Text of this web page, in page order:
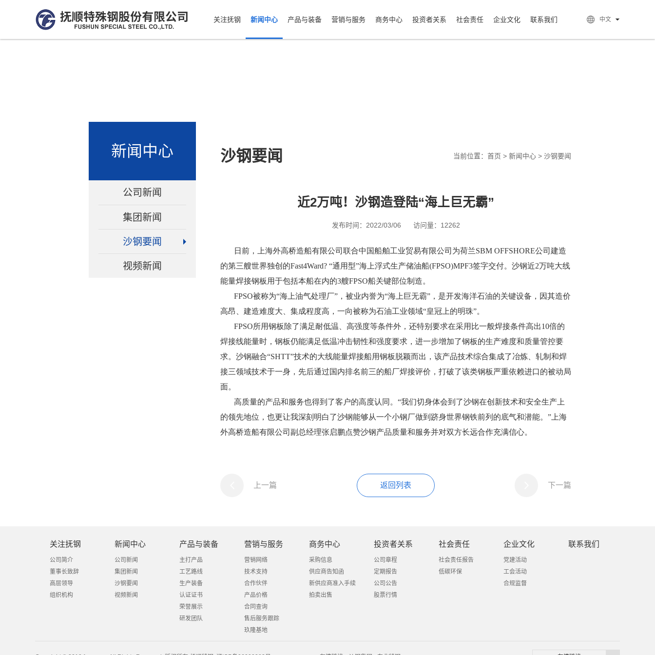
关注抚钢 新闻中心 产品与装备 营销与服务 商务中心 投资者关系 社会责任 企业文化 联系我们 中文
新闻中心
公司新闻
集团新闻
沙钢要闻
视频新闻
沙钢要闻 当前位置： 首页 > 新闻中心 > 沙钢要闻
近2万吨！沙钢造登陆“海上巨无霸”
发布时间：2022/03/06 访问量：12262
日前，上海外高桥造船有限公司联合中国船舶工业贸易有限公司为荷兰SBM OFFSHORE公司建造
的第三艘世界独创的Fast4Ward? “通用型”海上浮式生产储油船(FPSO)MPF3签字交付。沙钢近2万吨大线
能量焊接钢板用于包括本船在内的3艘FPSO船关键部位制造。
FPSO被称为“海上油气处理厂”，被业内誉为“海上巨无霸”，是开发海洋石油的关键设备，因其造价
高昂、建造难度大、集成程度高，一向被称为石油工业领域“皇冠上的明珠”。
FPSO所用钢板除了满足耐低温、高强度等条件外，还特别要求在采用比一般焊接条件高出10倍的
焊接线能量时，钢板仍能满足低温冲击韧性和强度要求，进一步增加了钢板的生产难度和质量管控要
求。沙钢融合“SHTT”技术的大线能量焊接船用钢板脱颖而出，该产品技术综合集成了冶炼、轧制和焊
接三领域技术于一身，先后通过国内排名前三的船厂焊接评价，打破了该类钢板严重依赖进口的被动局
面。
高质量的产品和服务也得到了客户的高度认同。“我们切身体会到了沙钢在创新技术和安全生产上
的领先地位，也更让我深刻明白了沙钢能够从一个小钢厂做到跻身世界钢铁前列的底气和潜能。”上海
外高桥造船有限公司副总经理张启鹏点赞沙钢产品质量和服务并对双方长远合作充满信心。
上一篇 返回列表 下一篇
关注抚钢
公司简介
董事长致辞
高层领导
组织机构
新闻中心
公司新闻
集团新闻
沙钢要闻
视频新闻
产品与装备
主打产品
工艺路线
生产装备
认证证书
荣誉展示
研发团队
营销与服务
营销网络
技术支持
合作伙伴
产品价格
合同查询
售后服务跟踪
玖隆基地
商务中心
采购信息
供应商告知函
新供应商准入手续
拍卖出售
投资者关系
公司章程
定期报告
公司公告
股票行情
社会责任
社会责任报告
低碳环保
企业文化
党建活动
工会活动
合规监督
联系我们